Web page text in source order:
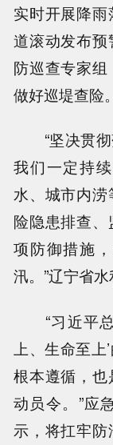
实时开展降
道滚动发布
防巡查专家
做好巡堤查险。
“坚决贯彻
我们一定持
水、城市内
险隐患排查
项防御措施
汛。”辽宁省水
“习近平总
上、生命至上
根本遵循，
动员令。”应
示，将扛牢防